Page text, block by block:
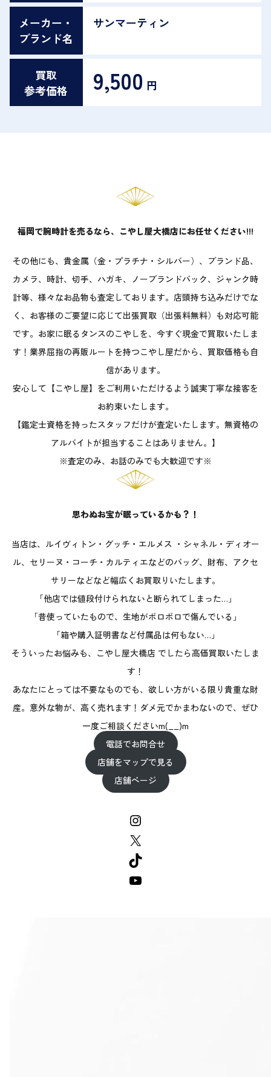
メーカー・
ブランド名
サンマーティン
買取
参考価格
9,500 円
福岡で腕時計を売るなら、こやし屋大橋店にお任せください!!!
その他にも、貴金属（金・プラチナ・シルバー）、ブランド品、
カメラ、時計、切手、ハガキ、ノーブランドバック、ジャンク時
計等、様々なお品物も査定しております。店頭持ち込みだけでな
く、お客様のご要望に応じて出張買取（出張料無料）も対応可能
です。お家に眠るタンスのこやしを、今すぐ現金で買取いたしま
す！業界屈指の再販ルートを持つこやし屋だから、買取価格も自
信があります。
安心して【こやし屋】をご利用いただけるよう誠実丁寧な接客を
お約束いたします。
【鑑定士資格を持ったスタッフだけが査定いたします。無資格の
アルバイトが担当することはありません。】
※査定のみ、お話のみでも大歓迎です※
思わぬお宝が眠っているかも？！
当店は、ルイヴィトン・グッチ・エルメス ・シャネル・ディオー
ル、セリーヌ・コーチ・カルティエなどのバッグ、財布、アクセ
サリーなどなど幅広くお買取りいたします。
「他店では値段付けられないと断られてしまった…」
「昔使っていたもので、生地がボロボロで傷んでいる」
「箱や購入証明書など付属品は何もない…」
そういったお悩みも、こやし屋大橋店 でしたら高価買取いたしま
す！
あなたにとっては不要なものでも、欲しい方がいる限り貴重な財
産。意外な物が、高く売れます！ダメ元でかまわないので、ぜひ
一度ご相談くださいm(__)m
電話でお問合せ
店舗をマップで見る
店舗ページ